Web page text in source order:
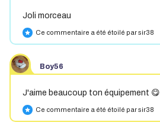
Joli morceau
star Ce commentaire a été étoilé par sir38
Boy56
J'aime beaucoup ton équipement 😋
star Ce commentaire a été étoilé par sir38